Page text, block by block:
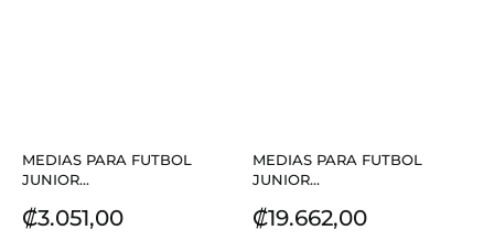
MEDIAS PARA FUTBOL
JUNIOR...
Precio
₡3.051,00
MEDIAS PARA FUTBOL
JUNIOR...
Precio
₡19.662,00